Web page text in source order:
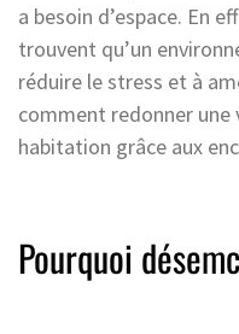
a besoin d’espace. En
trouvent qu’un
réduire le stress et à
comment redonner une
habitation grâce aux
Pourquoi